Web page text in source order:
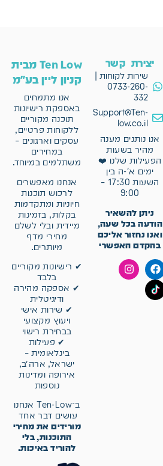
יצירת קשר
שירות לקוחות |
0733-260-
332
Support@Ten-
low.co.il
אנו נותנים מענה
מהיר בשעות
הפעילות שלנו ❤️
ימים א'-ה בין
השעות 17:30 –
9:00
ניתן להשאיר
הודעה בכל שעה,
ואנו נחזור אליכם
בהקדם האפשרי
Ten Low מבית
קניון ליין בע"מ
אנו מתמחים
באספקת רישיונות
תוכנה מקוריים
ללקוחות פרטיים,
עסקים וארגונים –
במחירים
משתלמים במיוחד.
אנחנו מאפשרים
לרכוש תוכנות
חיוניות ומתקדמות
בקלות, בזמינות
מיידית ובלי לשלם
מחירי מדף
מיותרים.
✔ רישיונות מקוריים
בלבד
✔ אספקה מהירה
ודיגיטלית
✔ שירות אישי
ויעוץ מקצועי
בבחירת רישוי
✔ פעילות
בינלאומית –
ישראל, ארה״ב,
אירופה ומדינות
נוספות
ב־Ten-Low אנחנו
עושים דבר אחד
מורידים את מחירי
התוכנות, בלי
להוריד באיכות.